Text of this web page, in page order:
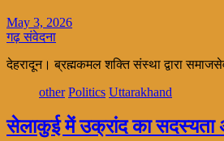
May 3, 2026
गढ़ संवेदना
देहरादून। ब्रह्मकमल शक्ति संस्था द्वारा
other Politics Uttarakhand
सेलाकुई में उक्रांद का सदस्यता